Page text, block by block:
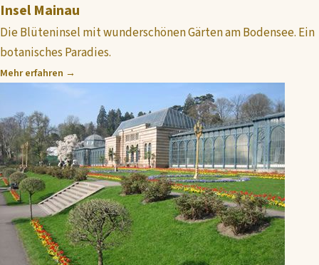
Insel Mainau
Die Blüteninsel mit wunderschönen Gärten am Bodensee. Ein
botanisches Paradies.
Mehr erfahren →